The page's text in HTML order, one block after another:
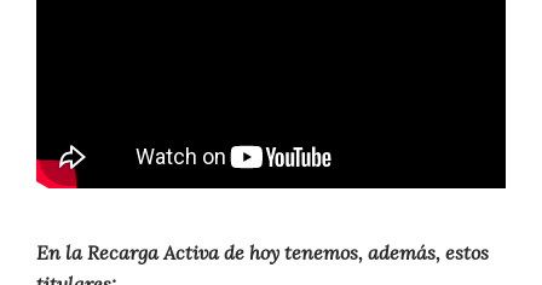
En la Recarga Activa de hoy tenemos, además, estos